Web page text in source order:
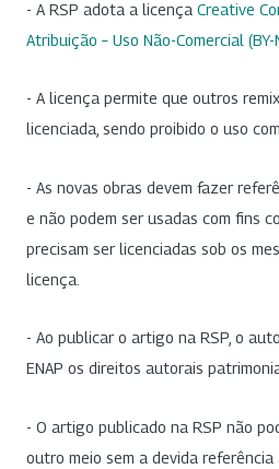
- A RSP adota a licença Creative
Atribuição – Uso Não-Comercial (BY-
- A licença permite que outros
licenciada, sendo proibido o uso
- As novas obras devem fazer
e não podem ser usadas com fins
precisam ser licenciadas sob os
licença.
- Ao publicar o artigo na RSP, o
ENAP os direitos autorais
- O artigo publicado na RSP não
outro meio sem a devida referência